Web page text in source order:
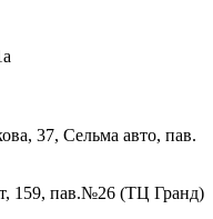
37, Сельма авто, пав.
159, пав.№26 (ТЦ Гранд)